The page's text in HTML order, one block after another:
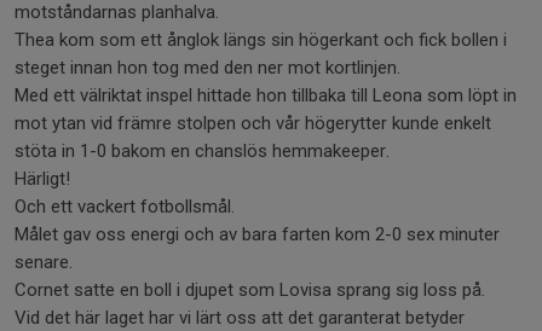
motståndarnas planhalva.
Thea kom som ett ånglok längs sin högerkant och fick bollen i
steget innan hon tog med den ner mot kortlinjen.
Med ett välriktat inspel hittade hon tillbaka till Leona som löpt in
mot ytan vid främre stolpen och vår högerytter kunde enkelt
stöta in 1-0 bakom en chanslös hemmakeeper.
Härligt!
Och ett vackert fotbollsmål.
Målet gav oss energi och av bara farten kom 2-0 sex minuter
senare.
Cornet satte en boll i djupet som Lovisa sprang sig loss på.
Vid det här laget har vi lärt oss att det garanterat betyder